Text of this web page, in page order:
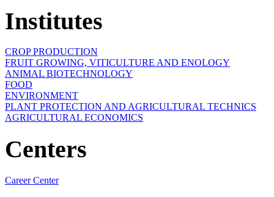
Institutes
CROP PRODUCTION
FRUIT GROWING, VITICULTURE AND ENOLOGY
ANIMAL BIOTECHNOLOGY
FOOD
ENVIRONMENT
PLANT PROTECTION AND AGRICULTURAL TECHNICS
AGRICULTURAL ECONOMICS
Centers
Career Center